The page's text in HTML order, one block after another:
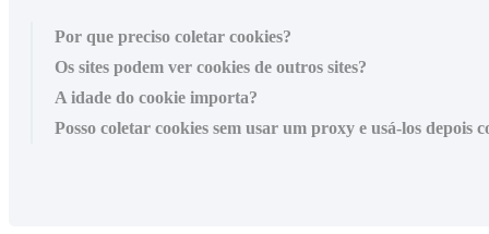
Por que preciso coletar cookies?
Os sites podem ver cookies de outros sites?
A idade do cookie importa?
Posso coletar cookies sem usar um proxy e usá-los depois